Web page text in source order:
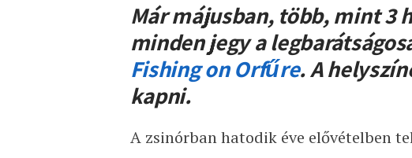
Idén is teltházas a Fishing On
Már májusban, több, mint 3
minden jegy a
Fishing on Orfűre. A
kapni.
A zsinórban hatodik éve elővételben